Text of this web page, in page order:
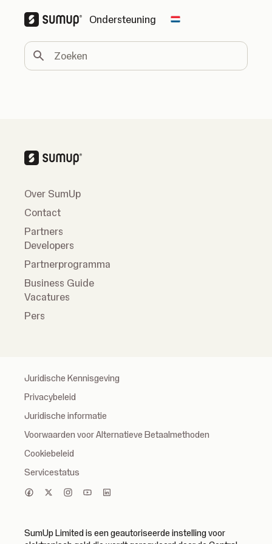
Ondersteuning Change country
Zoeken
Over SumUp
Contact
Partners
Developers
Partnerprogramma
Business Guide
Vacatures
Pers
Juridische Kennisgeving
Privacybeleid
Juridische informatie
Voorwaarden voor Alternatieve Betaalmethoden
Cookiebeleid
Servicestatus
SumUp Limited is een geautoriseerde instelling voor